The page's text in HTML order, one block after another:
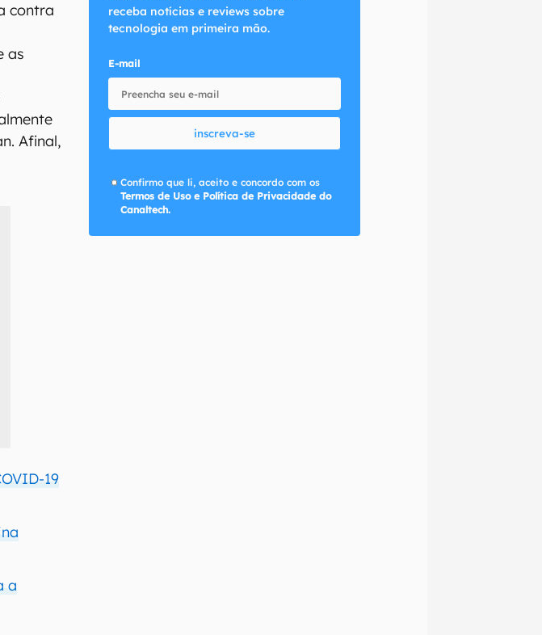
contra
as
Afinal,
19
a
receba notícias e reviews sobre
tecnologia em primeira mão.
E-mail
inscreva-se
Confirmo que li, aceito e concordo com os
Termos de Uso e Política de Privacidade do
Canaltech.